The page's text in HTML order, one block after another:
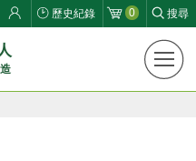
歷史紀錄 0 搜尋